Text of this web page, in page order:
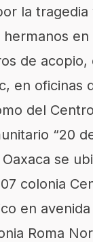
la tragedia
en
de acopio,
en oficinas
del
“20
se
colonia
en
Roma